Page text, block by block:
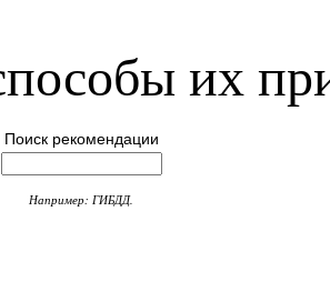
их
Поиск рекомендации
Например: ГИБДД.